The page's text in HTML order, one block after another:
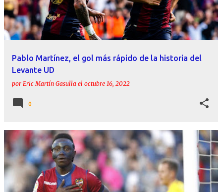
r
a
d
Pablo Martínez, el gol más rápido de la historia del
Levante UD
por Eric Martín Gasulla el octubre 16, 2022
0